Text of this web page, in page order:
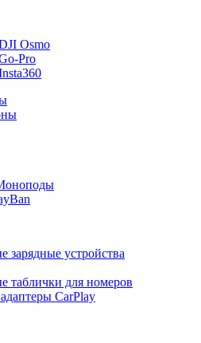
Osmo
Pro
зарядные устройства
таблички для номеров
CarPlay